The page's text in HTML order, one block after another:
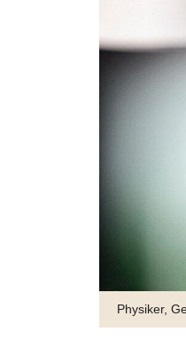
Physiker,